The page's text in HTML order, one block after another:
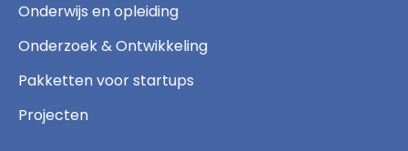
Onderwijs en opleiding
Onderzoek & Ontwikkeling
Pakketten voor startups
Projecten